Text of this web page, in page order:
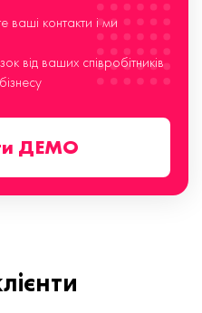
ваші контакти і ми
від ваших співробітників
ДЕМО